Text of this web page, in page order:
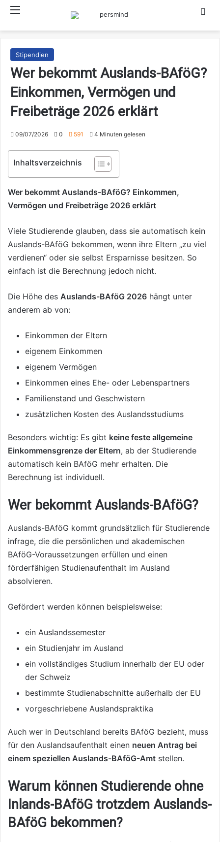
Stipendien
Wer bekommt Auslands-BAföG?
Einkommen, Vermögen und
Freibeträge 2026 erklärt
09/07/2026 0 591 4 Minuten gelesen
Inhaltsverzeichnis
Wer bekommt Auslands-BAföG? Einkommen,
Vermögen und Freibeträge 2026 erklärt
Viele Studierende glauben, dass sie automatisch kein
Auslands-BAföG bekommen, wenn ihre Eltern „zu viel
verdienen“ oder sie selbst Ersparnisse besitzen. So
einfach ist die Berechnung jedoch nicht.
Die Höhe des Auslands-BAföG 2026 hängt unter
anderem ab von:
Einkommen der Eltern
eigenem Einkommen
eigenem Vermögen
Einkommen eines Ehe- oder Lebenspartners
Familienstand und Geschwistern
zusätzlichen Kosten des Auslandsstudiums
Besonders wichtig: Es gibt keine feste allgemeine
Einkommensgrenze der Eltern, ab der Studierende
automatisch kein BAföG mehr erhalten. Die
Berechnung ist individuell.
Wer bekommt Auslands-BAföG?
Auslands-BAföG kommt grundsätzlich für Studierende
infrage, die die persönlichen und akademischen
BAföG-Voraussetzungen erfüllen und einen
förderfähigen Studienaufenthalt im Ausland
absolvieren.
Gefördert werden können beispielsweise:
ein Auslandssemester
ein Studienjahr im Ausland
ein vollständiges Studium innerhalb der EU oder
der Schweiz
bestimmte Studienabschnitte außerhalb der EU
vorgeschriebene Auslandspraktika
Auch wer in Deutschland bereits BAföG bezieht, muss
für den Auslandsaufenthalt einen neuen Antrag bei
einem speziellen Auslands-BAföG-Amt stellen.
Warum können Studierende ohne
Inlands-BAföG trotzdem Auslands-
BAföG bekommen?